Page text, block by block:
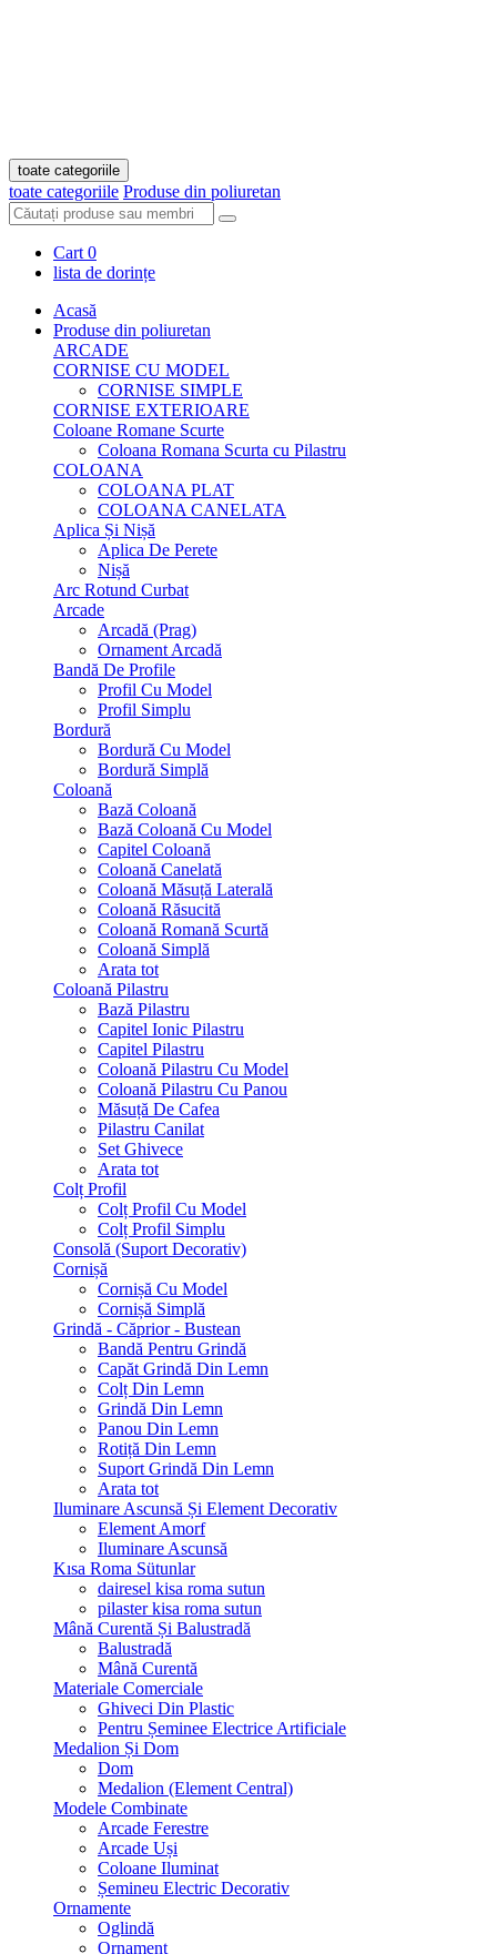
toate categoriile
toate categoriile Produse din poliuretan
Cart 0
lista de dorințe
Acasă
Produse din poliuretan
ARCADE
CORNISE CU MODEL
CORNISE SIMPLE
CORNISE EXTERIOARE
Coloane Romane Scurte
Coloana Romana Scurta cu Pilastru
COLOANA
COLOANA PLAT
COLOANA CANELATA
Aplica Și Nișă
Aplica De Perete
Nișă
Arc Rotund Curbat
Arcade
Arcadă (Prag)
Ornament Arcadă
Bandă De Profile
Profil Cu Model
Profil Simplu
Bordură
Bordură Cu Model
Bordură Simplă
Coloană
Bază Coloană
Bază Coloană Cu Model
Capitel Coloană
Coloană Canelată
Coloană Măsuță Laterală
Coloană Răsucită
Coloană Romană Scurtă
Coloană Simplă
Arata tot
Coloană Pilastru
Bază Pilastru
Capitel Ionic Pilastru
Capitel Pilastru
Coloană Pilastru Cu Model
Coloană Pilastru Cu Panou
Măsuță De Cafea
Pilastru Canilat
Set Ghivece
Arata tot
Colț Profil
Colț Profil Cu Model
Colț Profil Simplu
Consolă (Suport Decorativ)
Cornișă
Cornișă Cu Model
Cornișă Simplă
Grindă - Căprior - Bustean
Bandă Pentru Grindă
Capăt Grindă Din Lemn
Colț Din Lemn
Grindă Din Lemn
Panou Din Lemn
Rotiță Din Lemn
Suport Grindă Din Lemn
Arata tot
Iluminare Ascunsă Și Element Decorativ
Element Amorf
Iluminare Ascunsă
Kısa Roma Sütunlar
dairesel kisa roma sutun
pilaster kisa roma sutun
Mână Curentă Și Balustradă
Balustradă
Mână Curentă
Materiale Comerciale
Ghiveci Din Plastic
Pentru Șeminee Electrice Artificiale
Medalion Și Dom
Dom
Medalion (Element Central)
Modele Combinate
Arcade Ferestre
Arcade Uși
Coloane Iluminat
Șemineu Electric Decorativ
Ornamente
Oglindă
Ornament